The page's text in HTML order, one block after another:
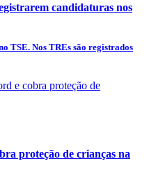
candidaturas nos
TSE. Nos TREs são registrados
proteção de crianças na